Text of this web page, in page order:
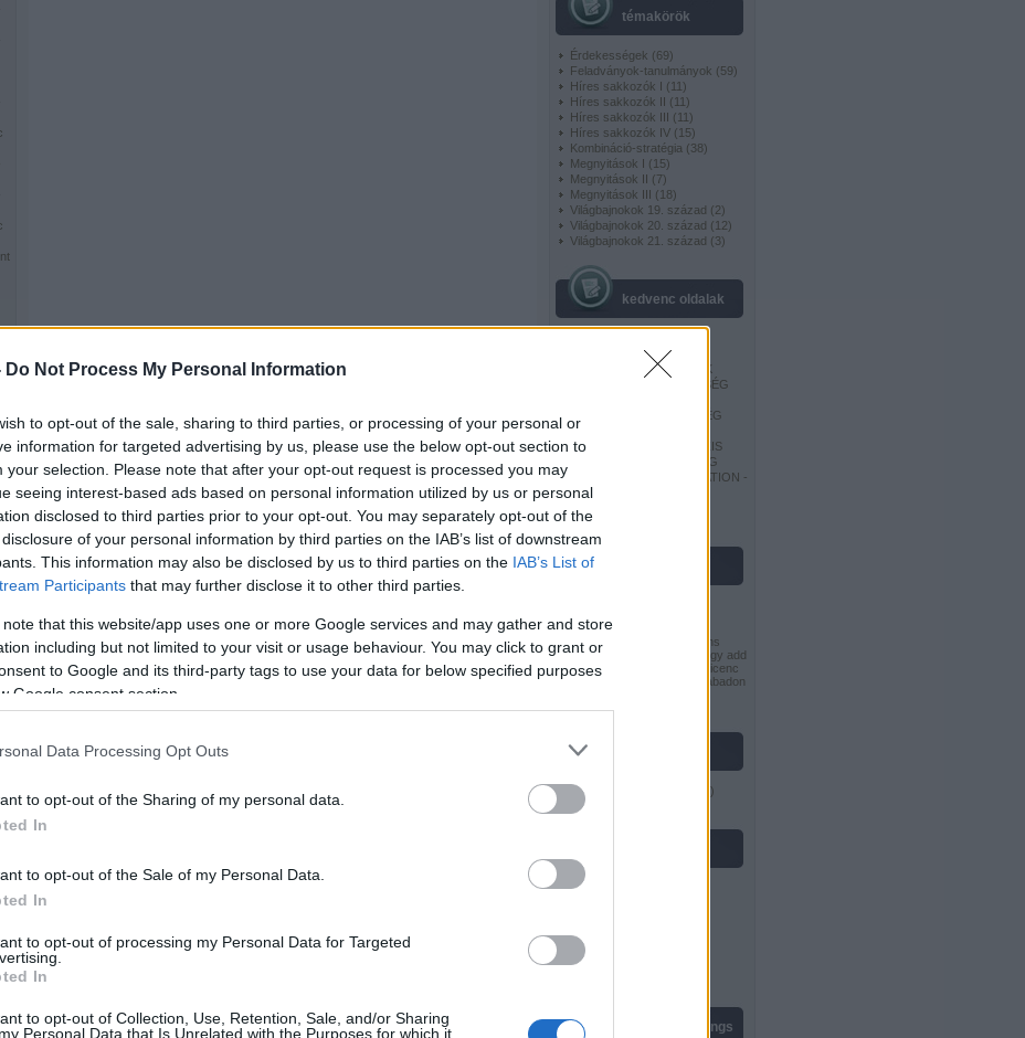
Do Not Process My Personal Information
to opt-out of the sale, sharing to third parties, or processing of your personal or
information for targeted advertising by us, please use the below opt-out section to
your selection. Please note that after your opt-out request is processed you may
seeing interest-based ads based on personal information utilized by us or personal
disclosed to third parties prior to your opt-out. You may separately opt-out of the
of your personal information by third parties on the IAB’s list of downstream
This information may also be disclosed by us to third parties on the IAB’s List of
Participants that may further disclose it to other third parties.
note that this website/app uses one or more Google services and may gather and store
including but not limited to your visit or usage behaviour. You may click to grant or
to Google and its third-party tags to use your data for below specified purposes
Google consent section.
Data Processing Opt Outs
to opt-out of the Sharing of my personal data.
In
to opt-out of the Sale of my Personal Data.
In
to opt-out of processing my Personal Data for Targeted
In
to opt-out of Collection, Use, Retention, Sale, and/or Sharing
Personal Data that Is Unrelated with the Purposes for which it
témakörök
Érdekességek (69)
Feladványok-tanulmányok (59)
Híres sakkozók I (11)
Híres sakkozók II (11)
Híres sakkozók III (11)
Híres sakkozók IV (15)
Kombináció-stratégia (38)
Megnyitások I (15)
Megnyitások II (7)
Megnyitások III (18)
Világbajnokok 19. század (2)
Világbajnokok 20. század (12)
Világbajnokok 21. század (3)
kedvenc oldalak
EUROPE-ECHECS
MAGYAR SAKKSZERZŐK
MAGYAR SAKKSZÖVETSÉG
OROSZ SAKKSZÖVETSÉG
CHESSGAMES -
SAKKJÁTSZMA ADATBÁZIS
SZERB SAKKSZÖVETSÉG
WORLD CHESS FEDERATION -
FIDE
USA SAKKSZÖVETSÉG
Ez a Mű a
Creative Commons
Nevezd meg! - Ne add el! - Így add
tovább! 2.5 Magyarország Licenc
feltételeinek megfelelően szabadon
Gondolkodók Klubja )
RSS 2.0
bejegyzések
live chess ratings